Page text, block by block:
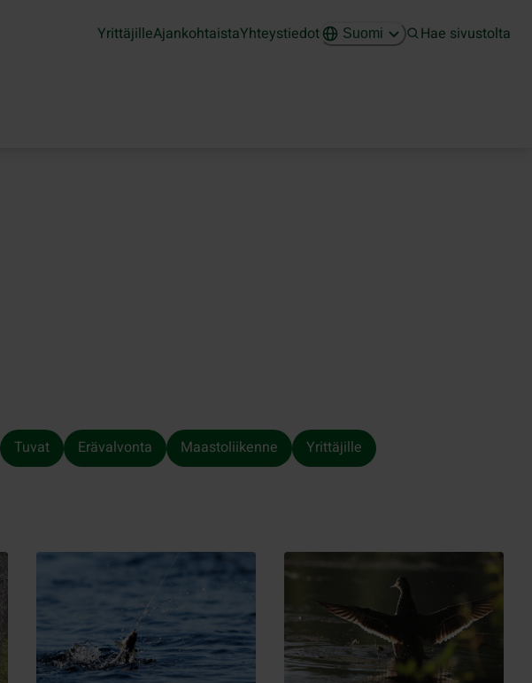
YrittäjilleAjankohtaistaYhteystiedot Suomi Hae sivustolta
Tuvat Erävalvonta Maastoliikenne Yrittäjille